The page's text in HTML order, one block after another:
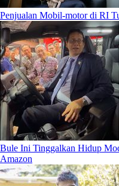
Penjualan Mobil-motor di RI
Bule Ini Tinggalkan Hidup
Amazon